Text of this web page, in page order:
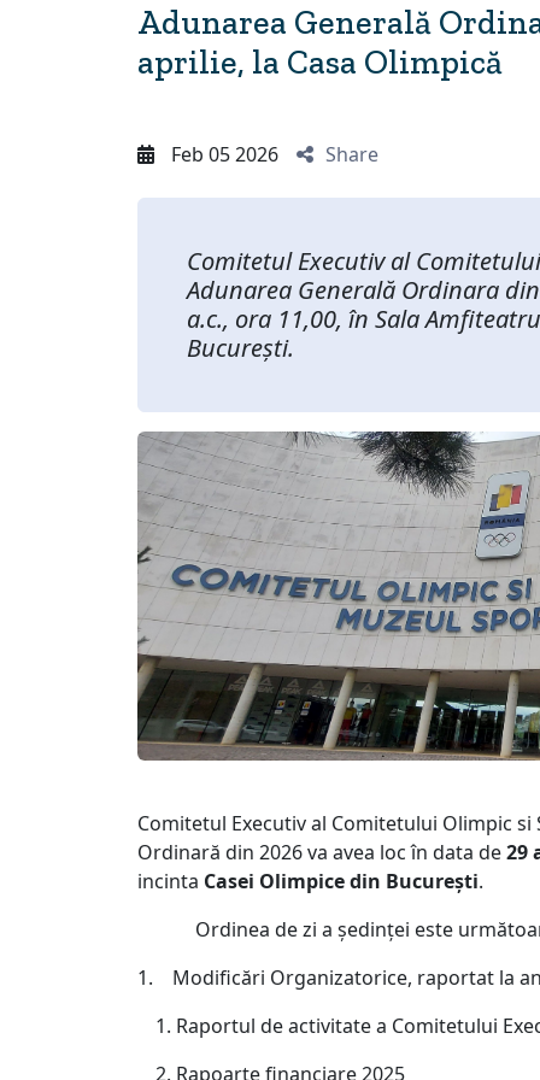
Adunarea Generală
aprilie, la Casa Olimpică
Feb 05 2026 Share
Comitetul Executiv al
Adunarea Generală Ordinara
a.c., ora 11,00, în Sala
București.
Comitetul Executiv al Comitetului Olimpic
Ordinară din 2026 va avea loc în data de29
incinta Casei Olimpice din București.
Ordinea de zi a ședinței este
1. Modificări Organizatorice, raportat la
Raportul de activitate a Comitetului
Rapoarte financiare 2025